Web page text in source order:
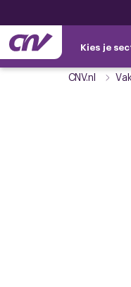
Kies je
CNV.nl